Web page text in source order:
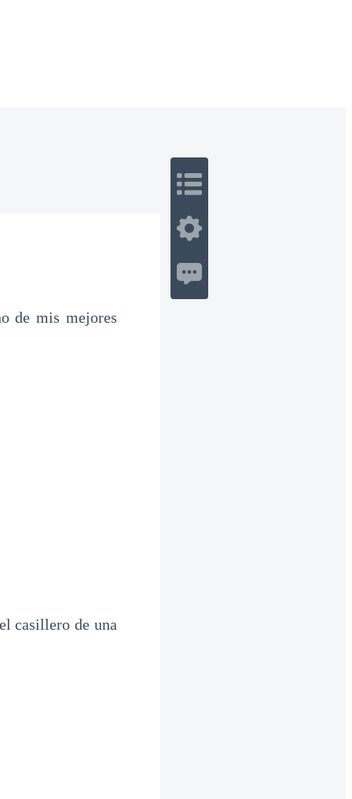
de mis mejores
casillero de una